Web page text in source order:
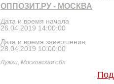
ОППОЗИТ.РУ - МОСКВА
Дата и время начала
26.04.2019 14:00:00
Дата и время завершения
28.04.2019 10:00:00
Лужки, Московская обл